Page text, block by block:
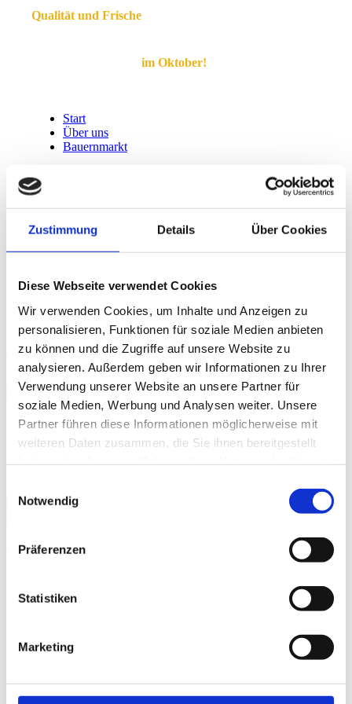
Zustimmung Details Über Cookies
Diese Webseite verwendet Cookies
Wir verwenden Cookies, um Inhalte und Anzeigen zu
personalisieren, Funktionen für soziale Medien anbieten
zu können und die Zugriffe auf unsere Website zu
analysieren. Außerdem geben wir Informationen zu Ihrer
Verwendung unserer Website an unsere Partner für
soziale Medien, Werbung und Analysen weiter. Unsere
Partner führen diese Informationen möglicherweise mit
weiteren Daten zusammen, die Sie ihnen bereitgestellt
Notwendig
Präferenzen
Statistiken
Marketing
Qualität und Frische
im Oktober!
Start
Über uns
Bauernmarkt
Gerd Fangmann
HomeAll TeamGerd Fangmann
Start
Über uns
Bauernmarkt
Ehrenvorsitzender